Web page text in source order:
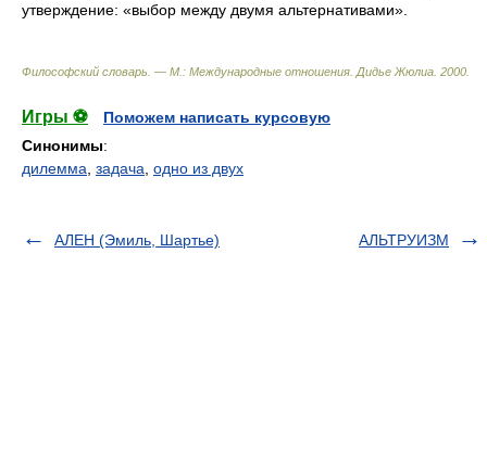
утверждение: «выбор между двумя альтернативами».
Философский словарь. — М.: Международные отношения Дидье Жюлиа 2000
Игры ⚽
Поможем написать курсовую
Синонимы:
дилемма задача одно из двух
АЛЕН (Эмиль, Шартье) АЛЬТРУИЗМ